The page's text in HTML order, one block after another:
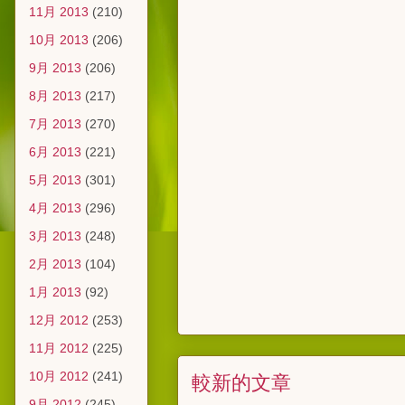
較新的文章
11月 2013 (210)
10月 2013 (206)
9月 2013 (206)
8月 2013 (217)
7月 2013 (270)
6月 2013 (221)
5月 2013 (301)
4月 2013 (296)
3月 2013 (248)
2月 2013 (104)
1月 2013 (92)
12月 2012 (253)
11月 2012 (225)
10月 2012 (241)